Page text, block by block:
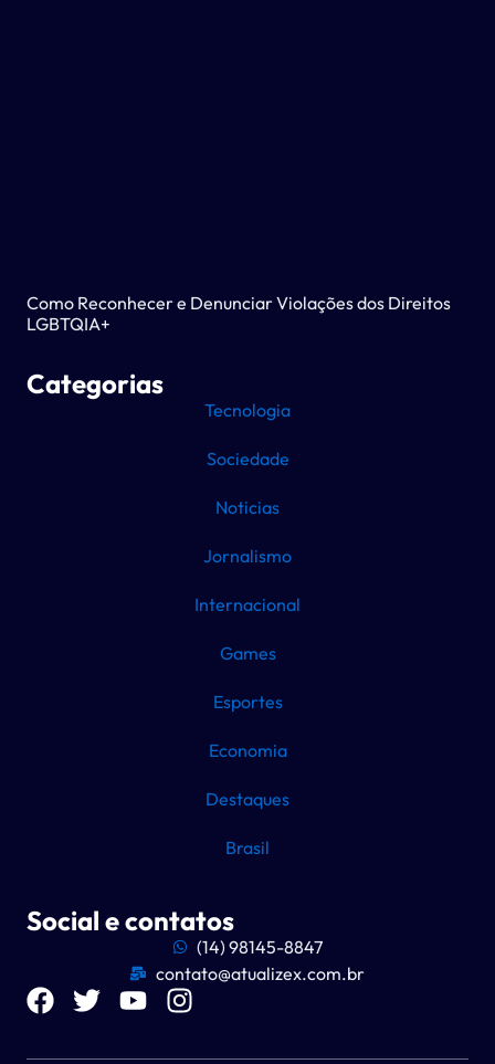
Como Reconhecer e Denunciar Violações dos Direitos
LGBTQIA+
Categorias
Tecnologia
Sociedade
Noticias
Jornalismo
Internacional
Games
Esportes
Economia
Destaques
Brasil
Social e contatos
(14) 98145-8847
contato@atualizex.com.br